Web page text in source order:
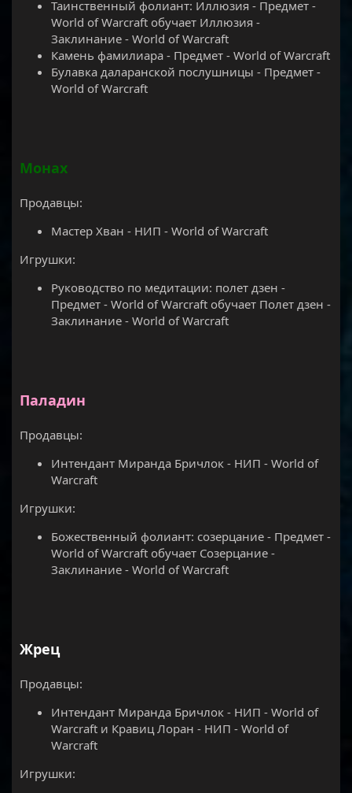
Таинственный фолиант: Иллюзия - Предмет -
World of Warcraft обучает Иллюзия -
Заклинание - World of Warcraft
Камень фамилиара - Предмет - World of Warcraft
Булавка даларанской послушницы - Предмет -
World of Warcraft
Монах
Продавцы:
Мастер Хван - НИП - World of Warcraft
Игрушки:
Руководство по медитации: полет дзен -
Предмет - World of Warcraft обучает Полет дзен -
Заклинание - World of Warcraft
Паладин
Продавцы:
Интендант Миранда Бричлок - НИП - World of
Warcraft
Игрушки:
Божественный фолиант: созерцание - Предмет -
World of Warcraft обучает Созерцание -
Заклинание - World of Warcraft
Жрец
Продавцы:
Интендант Миранда Бричлок - НИП - World of
Warcraft и Кравиц Лоран - НИП - World of
Warcraft
Игрушки: